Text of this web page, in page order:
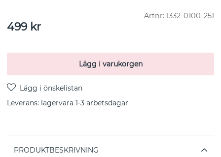
Artnr: 1332-0100-251
499kr
Lägg i varukorgen
Leverans: lagervara 1-3 arbetsdagar
PRODUKTBESKRIVNING